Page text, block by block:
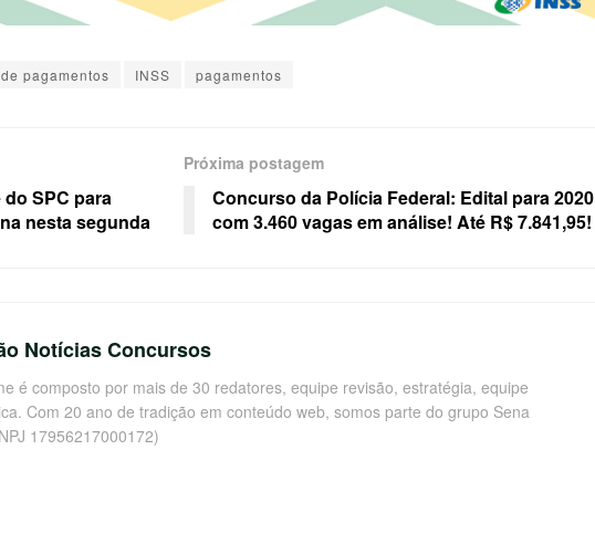
pagamentos INSS pagamentos
SPC para
nesta segunda
Próxima postagem
Concurso da Polícia Federal: Edital para 2020
com 3.460 vagas em análise! Até R$ 7.841,95!
Notícias Concursos
é composto por mais de 30 redatores, equipe revisão, estratégia, equipe
Com 20 ano de tradição em conteúdo web, somos parte do grupo Sena
17956217000172)